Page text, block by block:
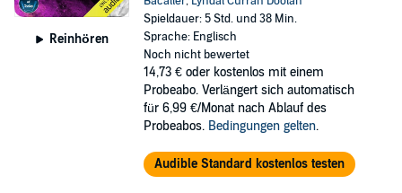
Reinhören
Spieldauer: 5 Std. und 38 Min.
Sprache: Englisch
Noch nicht bewertet
14,73 € oder kostenlos mit einem
Probeabo. Verlängert sich automatisch
für 6,99 €/Monat nach Ablauf des
Probeabos. Bedingungen gelten.
Audible Standard kostenlos testen